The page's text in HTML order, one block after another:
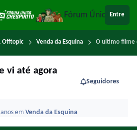
Fórum ÚnicoEntre
Offtopic Venda da Esquina O ultimo filme
vi até agora
Seguidores
emVenda da Esquina